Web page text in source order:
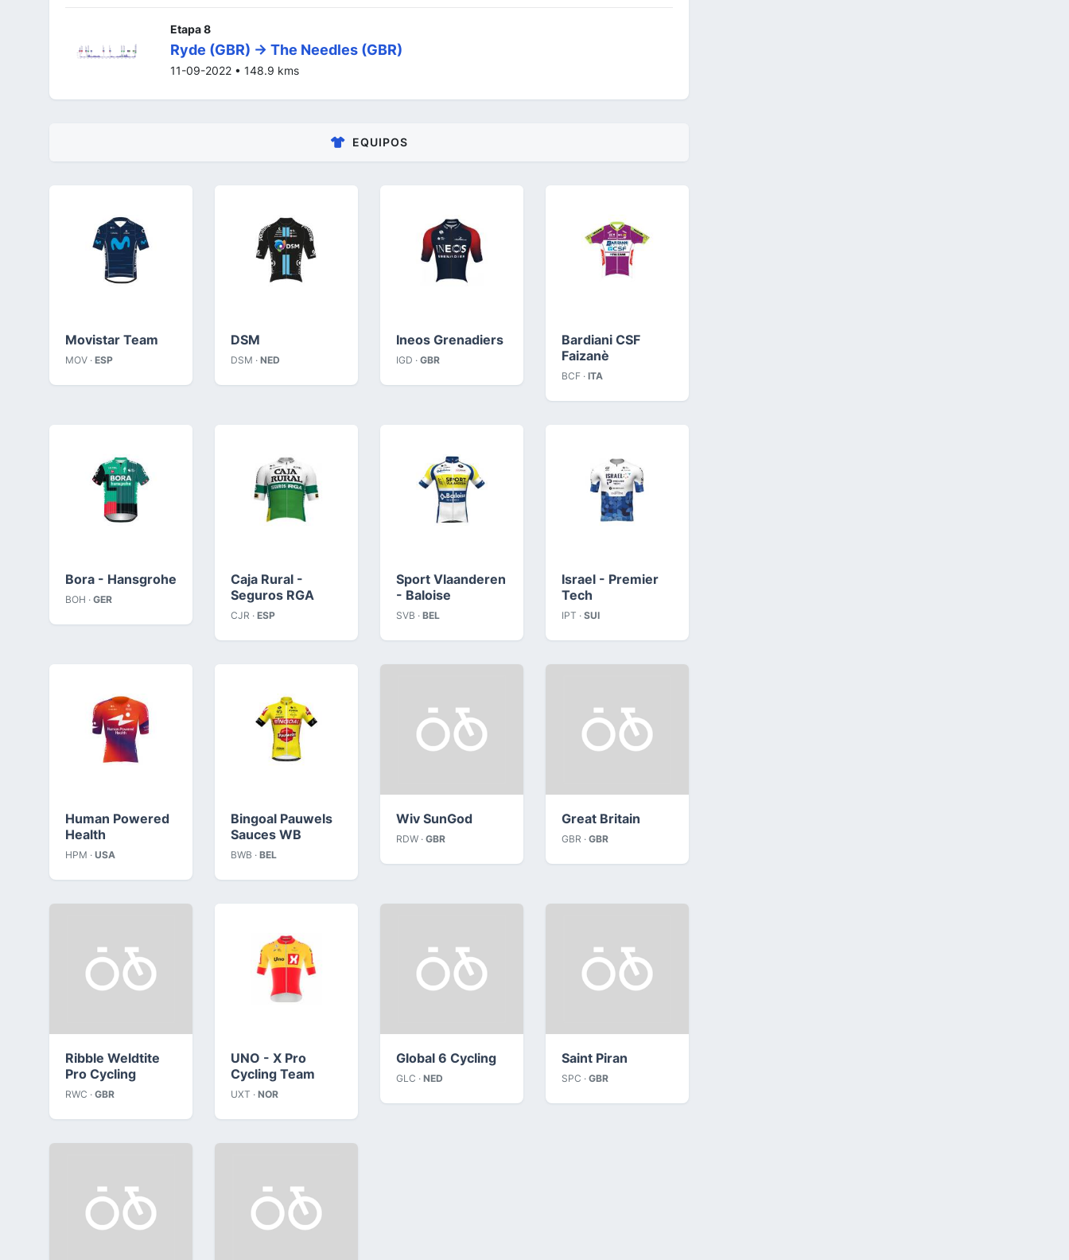
Etapa 8
Ryde (GBR) -> The Needles (GBR)
11-09-2022 • 148.9 kms
EQUIPOS
Movistar Team
MOV · ESP
DSM
DSM · NED
Ineos Grenadiers
IGD · GBR
Bardiani CSF
Faizanè
BCF · ITA
Bora - Hansgrohe
BOH · GER
Caja Rural -
Seguros RGA
CJR · ESP
Sport Vlaanderen
- Baloise
SVB · BEL
Israel - Premier
Tech
IPT · SUI
Human Powered
Health
HPM · USA
Bingoal Pauwels
Sauces WB
BWB · BEL
Wiv SunGod
RDW · GBR
Great Britain
GBR · GBR
Ribble Weldtite
Pro Cycling
RWC · GBR
UNO - X Pro
Cycling Team
UXT · NOR
Global 6 Cycling
GLC · NED
Saint Piran
SPC · GBR